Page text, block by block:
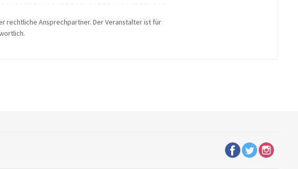
rechtliche Ansprechpartner. Der Veranstalter ist für